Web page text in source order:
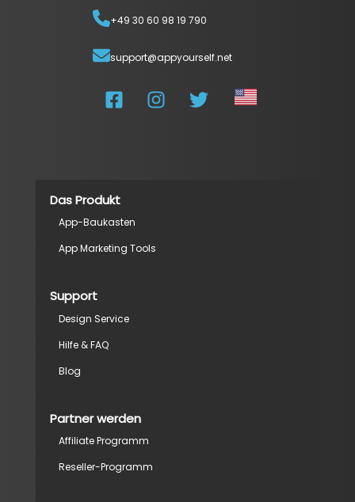
+49 30 60 98 19 790
support@appyourself.net
Das Produkt
App-Baukasten
App Marketing Tools
Support
Design Service
Hilfe & FAQ
Blog
Partner werden
Affiliate Programm
Reseller-Programm